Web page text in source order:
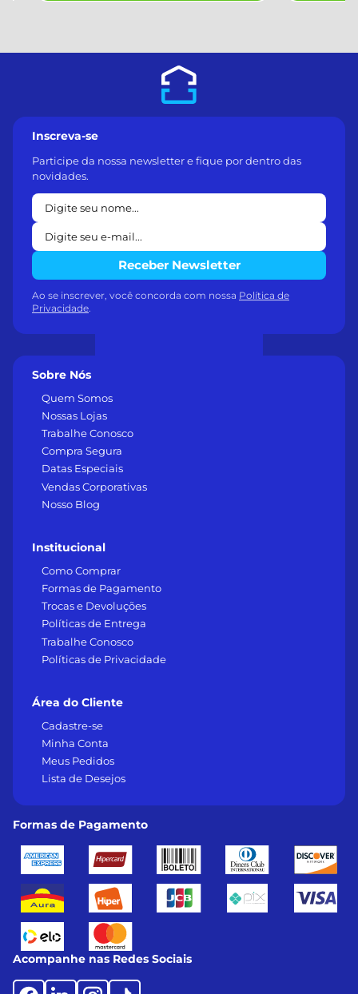
Sobre Nós
Quem Somos
Nossas Lojas
Trabalhe Conosco
Compra Segura
Datas Especiais
Vendas Corporativas
Nosso Blog
Institucional
Como Comprar
Formas de Pagamento
Trocas e Devoluções
Políticas de Entrega
Trabalhe Conosco
Políticas de Privacidade
Área do Cliente
Cadastre-se
Minha Conta
Meus Pedidos
Lista de Desejos
Inscreva-se
Participe da nossa newsletter e fique por dentro das
novidades.
Receber Newsletter
Ao se inscrever, você concorda com nossa Política de
Privacidade
Formas de Pagamento
Acompanhe nas Redes Sociais